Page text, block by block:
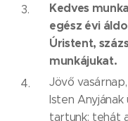
Kedves
egész évi
Úristent,
munkájukat.
Jövő vasárnap,
Isten
tartunk: tehát